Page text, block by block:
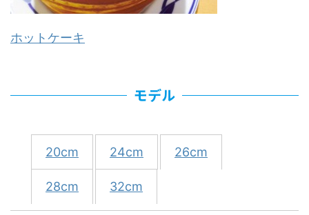
ホットケーキ
モデル
20cm 24cm 26cm
28cm 32cm